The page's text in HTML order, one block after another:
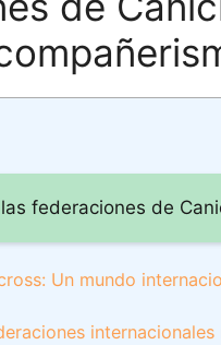
federaciones de
Un mundo